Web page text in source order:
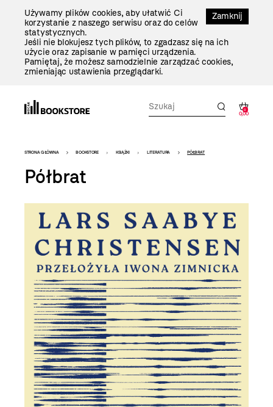
Zamknij
Używamy plików cookies, aby ułatwić Ci
korzystanie z naszego serwisu oraz do celów
statystycznych.
Jeśli nie blokujesz tych plików, to zgadzasz się na ich
użycie oraz zapisanie w pamięci urządzenia.
Pamiętaj, że możesz samodzielnie zarządzać cookies,
zmieniając ustawienia przeglądarki.
0
0,00
Bookstore
-
szablon
szczegóły
STRONA GŁÓWNA BOOKSTORE KSIĄŻKI LITERATURA PÓŁBRAT
Półbrat